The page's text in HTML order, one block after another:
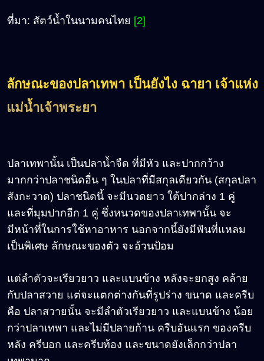
ที่มา: สัตว์น้ำในนามคนไทย [2]
ลักษณะของปลาเทพา เป็นยังไง ฉายา เจ้าแห่ง
แม่น้ำเจ้าพระยา
ปลาเทพานั้น เป็นปลาน้ำจืด ที่มีหัว และปากกว้าง
มากกว่าปลาชนิดอื่น ๆ ในปลาที่มีสกุลเดียวกัน (สกุลปลา
สังกะวาด) ปลาชนิดนี้ จะมีนวดยาว ใต้ปากล่าง 1 คู่
และที่มุมปากอีก 1 คู่ ซึ่งหนวดของปลาเทพานั้น จะ
มีหน้าที่ในการใช้หาอาหาร นอกจากนี้ยังมีฟันที่แหลม
เป็นพิเศษ ลักษณะของตัว จะอ้วนป้อม
แต่ลำตัวจะเรียวยาว และแบนข้าง หลังจะยกสูง คล้าย
กับปลาสวาย แต่จะแตกต่างกันที่รูปร่าง ขนาด และครีบ
คือ ปลาสวายนั้น จะมีลำตัวเรียวยาว และแบนข้าง น้อย
กว่าปลาเทพา และไม่มีปลายก้าน ครีบอันแรก ของครีบ
หลัง ครีบอก และครีบท้อง และขนาดยังเล็กกว่าปลา